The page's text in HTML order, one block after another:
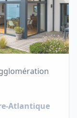
Atlantique